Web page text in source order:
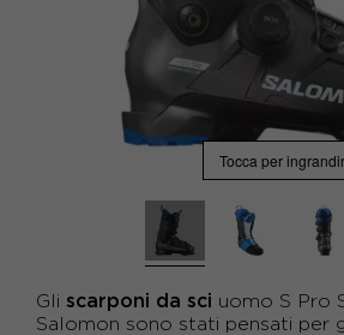
Tocca per
Gli scarponi da sci uomo S Pro
Salomon sono stati pensati per